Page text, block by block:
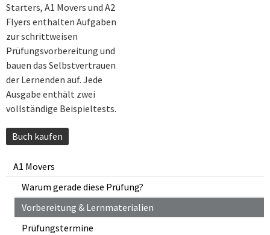
A1 Movers
Warum gerade diese Prüfung?
Vorbereitung & Lernmaterialien
Prüfungstermine
Starters, A1 Movers und A2
Flyers enthalten Aufgaben
zur schrittweisen
Prüfungsvorbereitung und
bauen das Selbstvertrauen
der Lernenden auf. Jede
Ausgabe enthält zwei
vollständige Beispieltests.
Buch kaufen